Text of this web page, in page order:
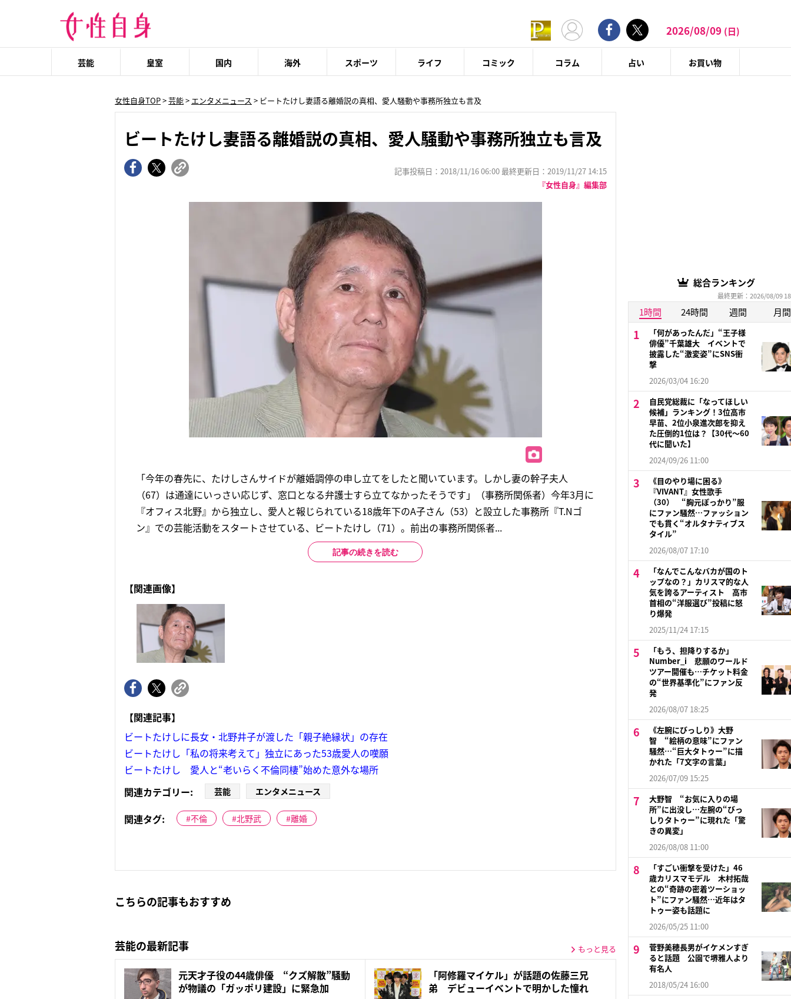
2026/08/09 (日)
芸能 皇室 国内 海外 スポーツ ライフ コミック コラム 占い お買い物
女性自身TOP>芸能> エンタメニュース > ビートたけし妻語る離婚説の真相、愛人騒動や事務所独立も言及
ビートたけし妻語る離婚説の真相、愛人騒動や事務所独立も言及
記事投稿日：2018/11/16 06:00 最終更新日：2019/11/27 14:15
『女性自身』編集部
「今年の春先に、たけしさんサイドが離婚調停の申し立てをしたと聞いています。しかし妻の幹子夫人
（67）は通達にいっさい応じず、窓口となる弁護士すら立てなかったそうです」（事務所関係者）今年3月に
『オフィス北野』から独立し、愛人と報じられている18歳年下のA子さん（53）と設立した事務所『T.Nゴ
ン』での芸能活動をスタートさせている、ビートたけし（71）。前出の事務所関係者...
記事の続きを読む
【関連画像】
【関連記事】
ビートたけしに長女・北野井子が渡した「親子絶縁状」の存在
ビートたけし「私の将来考えて」独立にあった53歳愛人の嘆願
ビートたけし 愛人と“老いらく不倫同棲”始めた意外な場所
関連カテゴリー:
芸能 エンタメニュース
関連タグ: 不倫 北野武 離婚
こちらの記事もおすすめ
芸能の最新記事 もっと見る
元天才子役の44歳俳優 “クズ解散”騒動
が物議の「ガッポリ建設」に緊急加
「阿修羅マイケル」が話題の佐藤三兄
弟 デビューイベントで明かした憧れ
総合ランキング
最終更新：2026/08/09
1時間 24時間 週間 月間
「何があったんだ」“王子様
俳優”千葉雄大 イベントで
披露した“激変姿”にSNS衝
撃
2026/03/04 16:20
自民党総裁に「なってほしい
候補」ランキング！3位高市
早苗、2位小泉進次郎を抑え
た圧倒的1位は？【30代〜60
代に聞いた】
2024/09/26 11:00
《目のやり場に困る》
『VIVANT』女性歌手
（30） “胸元ぽっかり”服
にファン騒然…ファッション
でも貫く“オルタナティブス
タイル”
2026/08/07 17:10
「なんでこんなバカが国のト
ップなの？」カリスマ的な人
気を誇るアーティスト 高市
首相の“洋服選び”投稿に怒
り爆発
2025/11/24 17:15
「もう、担降りするか」
Number_i 悲願のワールド
ツアー開催も…チケット料金
の“世界基準化”にファン反
発
2026/08/07 18:25
《左腕にびっしり》大野
智 “絵柄の意味”にファン
騒然…“巨大タトゥー”に描
かれた「7文字の言葉」
2026/07/09 15:25
大野智 “お気に入りの場
所”に出没し…左腕の“びっ
しりタトゥー”に現れた「驚
きの異変」
2026/08/08 11:00
「すごい衝撃を受けた」46
歳カリスマモデル 木村拓哉
との“奇跡の密着ツーショッ
ト”にファン騒然…近年はタ
トゥー姿も話題に
2026/05/25 11:00
菅野美穂長男がイケメンすぎ
ると話題 公園で堺雅人より
有名人
2018/05/24 16:00